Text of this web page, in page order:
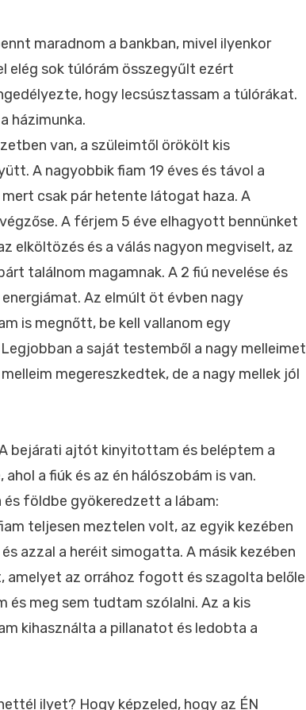
maradnom a bankban, mivel ilyenkor
elég sok túlórám összegyűlt ezért
hogy lecsúsztassam a túlórákat.
házimunka.
van, a szüleimtől örökölt kis
A nagyobbik fiam 19 éves és távol a
csak pár hetente látogat haza. A
A férjem 5 éve elhagyott bennünket
elköltözés és a válás nagyon megviselt, az
találnom magamnak. A 2 fiú nevelése és
Az elmúlt öt évben nagy
is megnőtt, be kell vallanom egy
a saját testemből a nagy melleimet
megereszkedtek, de a nagy mellek jól
bejárati ajtót kinyitottam és beléptem a
a fiúk és az én hálószobám is van.
földbe gyökeredzett a lábam:
teljesen meztelen volt, az egyik kezében
azzal a heréit simogatta. A másik kezében
az orrához fogott és szagolta belőle
és meg sem tudtam szólalni. Az a kis
kihasználta a pillanatot és ledobta a
ilyet? Hogy képzeled, hogy az ÉN